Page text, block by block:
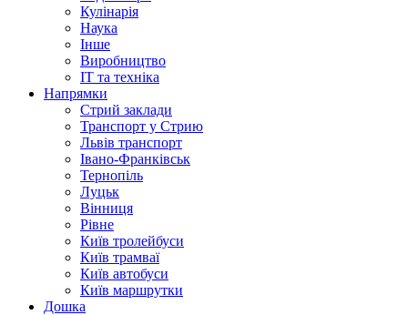
Кулінарія
Наука
Інше
Виробництво
IT та техніка
Напрямки
Стрий заклади
Транспорт у Стрию
Львів транспорт
Івано-Франківськ
Тернопіль
Луцьк
Вінниця
Рівне
Київ тролейбуси
Київ трамваї
Київ автобуси
Київ маршрутки
Дошка